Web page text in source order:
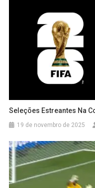
Seleções Estreantes Na
19 de novembro de 2025